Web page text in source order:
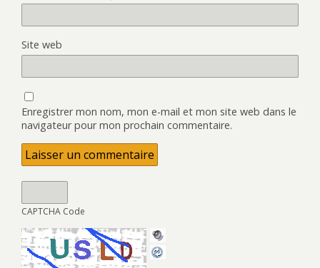
Site web
Enregistrer mon nom, mon e-mail et mon site web dans le
navigateur pour mon prochain commentaire.
CAPTCHA Code